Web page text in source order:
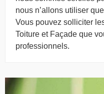
nous n’allons utiliser
Vous pouvez solliciter
Toiture et Façade que
professionnels.